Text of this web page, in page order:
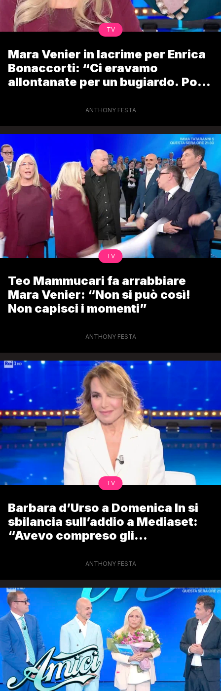
TV
Mara Venier in lacrime per Enrica
Bonaccorti: “Ci eravamo
allontanate per un bugiardo. Poi
ANTHONY FESTA
TV
Teo Mammucari fa arrabbiare
Mara Venier: “Non si può così!
Non capisci i momenti”
ANTHONY FESTA
TV
Barbara d’Urso a Domenica In si
sbilancia sull’addio a Mediaset:
“Avevo compreso gli
ANTHONY FESTA